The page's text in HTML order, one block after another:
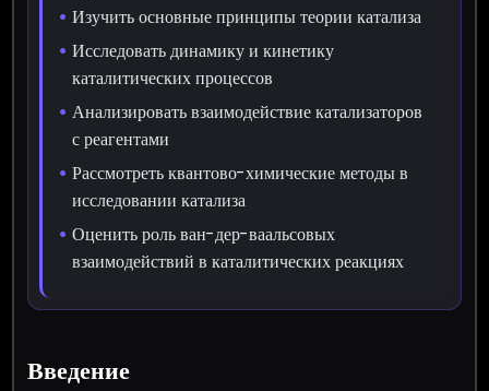
Изучить основные принципы теории катализа
Исследовать динамику и кинетику
каталитических процессов
Анализировать взаимодействие катализаторов
с реагентами
Рассмотреть квантово-химические методы в
исследовании катализа
Оценить роль ван-дер-ваальсовых
взаимодействий в каталитических реакциях
Введение